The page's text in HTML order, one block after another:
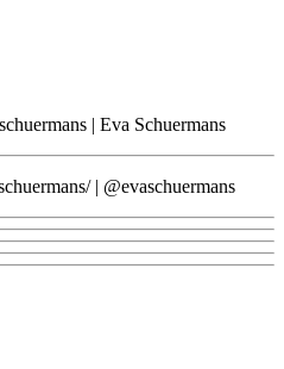
| Eva Schuermans
| @evaschuermans